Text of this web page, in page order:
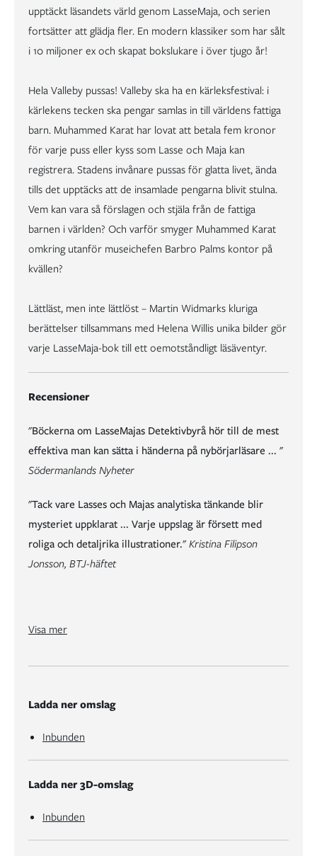
upptäckt läsandets värld genom LasseMaja, och serien
fortsätter att glädja fler. En modern klassiker som har sålt
i 10 miljoner ex och skapat bokslukare i över tjugo år!
Hela Valleby pussas! Valleby ska ha en kärleksfestival: i
kärlekens tecken ska pengar samlas in till världens fattiga
barn. Muhammed Karat har lovat att betala fem kronor
för varje puss eller kyss som Lasse och Maja kan
registrera. Stadens invånare pussas för glatta livet, ända
tills det upptäcks att de insamlade pengarna blivit stulna.
Vem kan vara så förslagen och stjäla från de fattiga
barnen i världen? Och varför smyger Muhammed Karat
omkring utanför museichefen Barbro Palms kontor på
kvällen?
Lättläst, men inte lättlöst – Martin Widmarks kluriga
berättelser tillsammans med Helena Willis unika bilder gör
varje LasseMaja-bok till ett oemotståndligt läsäventyr.
Recensioner
"Böckerna om LasseMajas Detektivbyrå hör till de mest
effektiva man kan sätta i händerna på nybörjarläsare ... "
Södermanlands Nyheter
"Tack vare Lasses och Majas analytiska tänkande blir
mysteriet uppklarat ... Varje uppslag är försett med
roliga och detaljrika illustrationer."Kristina Filipson
Jonsson, BTJ-häftet
Visa mer
Ladda ner omslag
Inbunden
Ladda ner 3D-omslag
Inbunden